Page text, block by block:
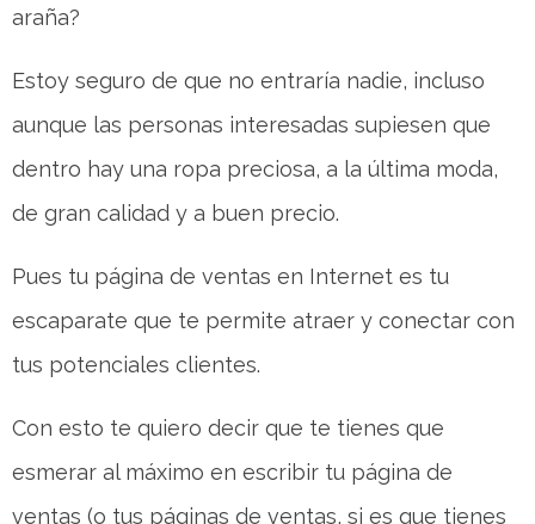
araña?
Estoy seguro de que no entraría nadie, incluso
aunque las personas interesadas supiesen que
dentro hay una ropa preciosa, a la última moda,
de gran calidad y a buen precio.
Pues tu página de ventas en Internet es tu
escaparate que te permite atraer y conectar con
tus potenciales clientes.
Con esto te quiero decir que te tienes que
esmerar al máximo en escribir tu página de
ventas (o tus páginas de ventas, si es que tienes